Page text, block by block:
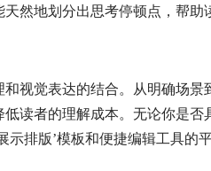
然地划分出思考停顿点，帮助
视觉表达的结合。从明确场景
读者的理解成本。无论你是否
排版’模板和便捷编辑工具的